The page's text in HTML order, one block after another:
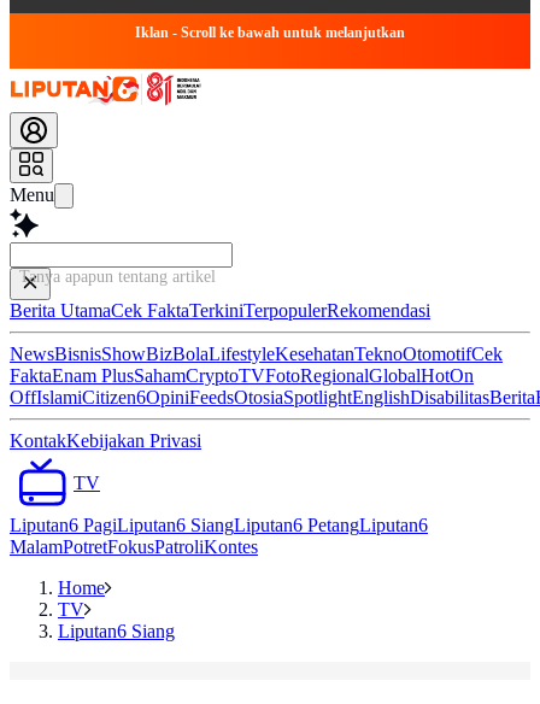
Iklan - Scroll ke bawah untuk melanjutkan
Menu
Tanya apapun tentang artikel ini...
Berita UtamaCek FaktaTerkiniTerpopulerRekomendasi
NewsBisnisShowBizBolaLifestyleKesehatanTeknoOtomotifCek
FaktaEnam PlusSahamCryptoTVFotoRegionalGlobalHotOn
OffIslamiCitizen6OpiniFeedsOtosiaSpotlightEnglishDisabilitasBerita
KontakKebijakan Privasi
TV
Liputan6 PagiLiputan6 SiangLiputan6 PetangLiputan6
MalamPotretFokusPatroliKontes
Home
TV
Liputan6 Siang